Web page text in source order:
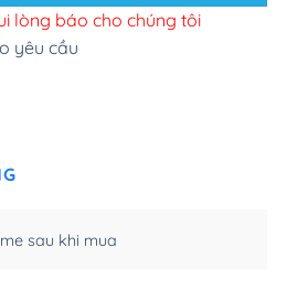
lòng báo cho chúng tôi
yêu cầu
sau khi mua